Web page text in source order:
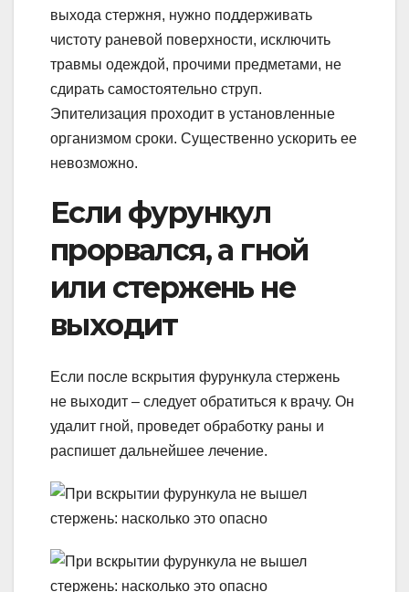
выхода стержня, нужно поддерживать
чистоту раневой поверхности, исключить
травмы одеждой, прочими предметами, не
сдирать самостоятельно струп.
Эпителизация проходит в установленные
организмом сроки. Существенно ускорить ее
невозможно.
Если фурункул
прорвался, а гной
или стержень не
выходит
Если после вскрытия фурункула стержень
не выходит – следует обратиться к врачу. Он
удалит гной, проведет обработку раны и
распишет дальнейшее лечение.